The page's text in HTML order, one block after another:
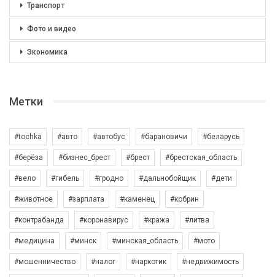
Транспорт
Фото и видео
Экономика
Метки
#tochka #авто #автобус #барановичи #беларусь
#берёза #бизнес_брест #брест #брестская_область
#вело #гибель #гродно #дальнобойщик #дети
#животное #зарплата #каменец #кобрин
#контрабанда #коронавирус #кража #литва
#медицина #минск #минская_область #мото
#мошенничество #налог #наркотик #недвижимость